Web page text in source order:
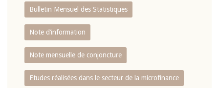
Bulletin Mensuel des Statistiques
Note d’information
Note mensuelle de conjoncture
Etudes réalisées dans le secteur de la microfinance